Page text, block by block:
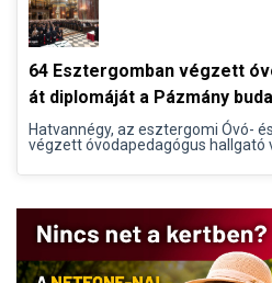
64 Esztergomban végzett
át diplomáját a Pázmány
Hatvannégy, az esztergomi Óvó-
végzett óvodapedagógus hallgató